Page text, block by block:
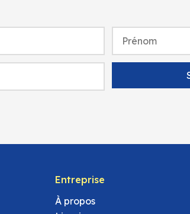
Entreprise
À propos